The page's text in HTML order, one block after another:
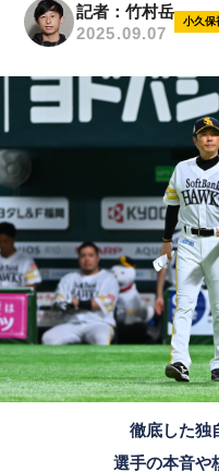
記者：竹村岳
2025.09.07
小久保
徹底した独
選手の本音や